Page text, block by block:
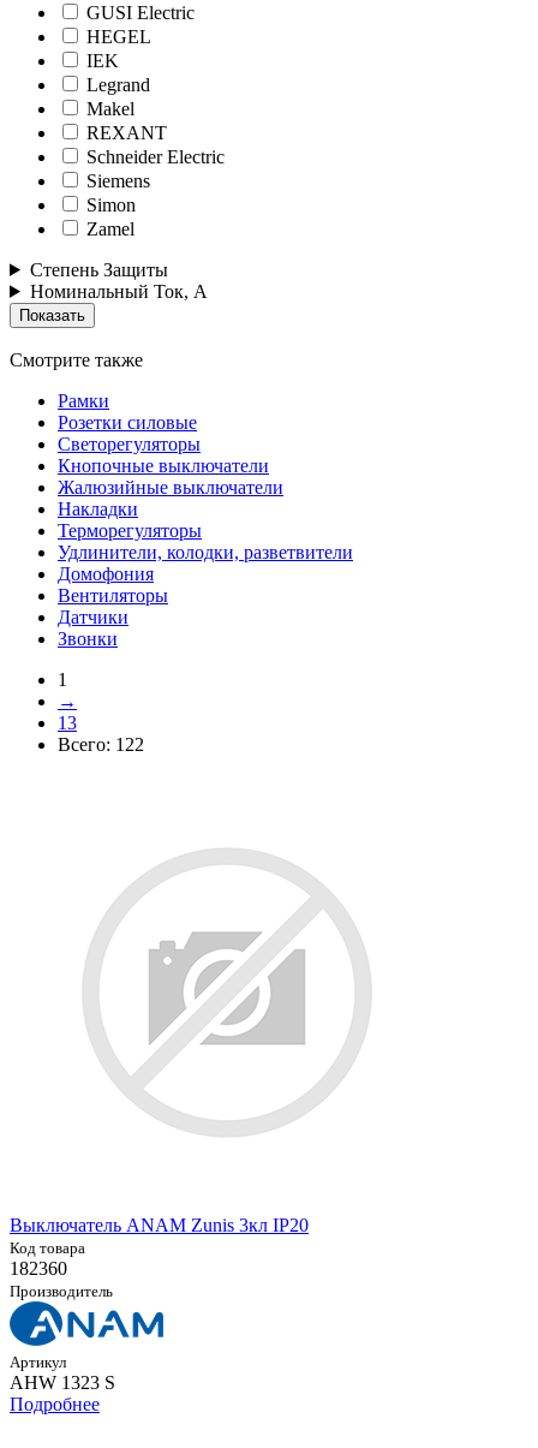
GUSI Electric
HEGEL
IEK
Legrand
Makel
REXANT
Schneider Electric
Siemens
Simon
Zamel
Степень Защиты
Номинальный Ток, А
Смотрите также
Рамки
Розетки силовые
Светорегуляторы
Кнопочные выключатели
Жалюзийные выключатели
Накладки
Терморегуляторы
Удлинители, колодки, разветвители
Домофония
Вентиляторы
Датчики
Звонки
1
→
13
Всего: 122
Выключатель ANAM Zunis 3кл IP20
Код товара
182360
Производитель
Артикул
AHW 1323 S
Подробнее